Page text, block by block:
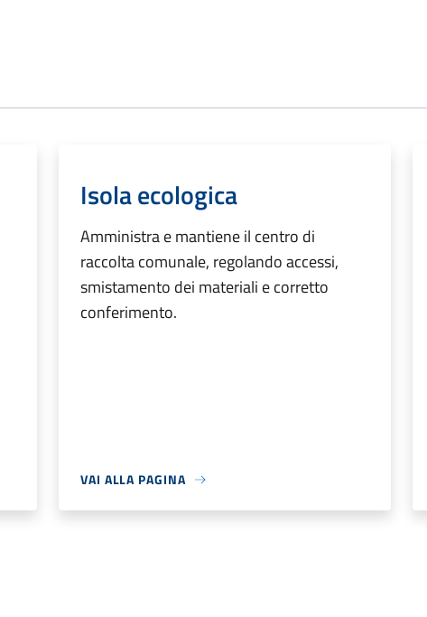
Isola ecologica
Amministra e mantiene il centro di
raccolta comunale, regolando accessi,
smistamento dei materiali e corretto
conferimento.
VAI ALLA PAGINA